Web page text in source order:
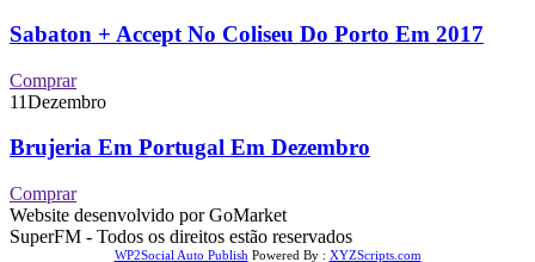
Sabaton + Accept No Coliseu Do Porto Em 2017
Comprar
11Dezembro
Brujeria Em Portugal Em Dezembro
Comprar
Website desenvolvido por GoMarket
SuperFM - Todos os direitos estão reservados
WP2Social Auto Publish Powered By : XYZScripts.com